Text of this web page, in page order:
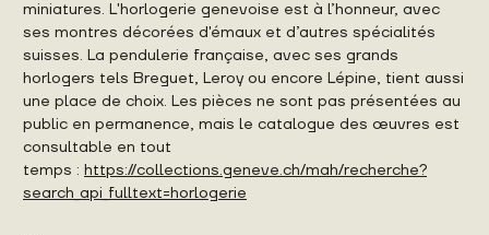
miniatures. L'horlogerie genevoise est à l’honneur, avec
ses montres décorées d'émaux et d’autres spécialités
suisses. La pendulerie française, avec ses grands
horlogers tels Breguet, Leroy ou encore Lépine, tient aussi
une place de choix. Les pièces ne sont pas présentées au
public en permanence, mais le catalogue des œuvres est
consultable en tout
temps : https://collections.geneve.ch/mah/recherche?
search_api_fulltext=horlogerie